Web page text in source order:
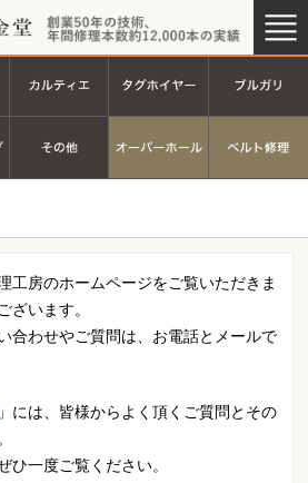
時計修理工房 白金堂（時計修理
創業44
工房のホームページをご覧いただきま
ざいます。
合わせやご質問は、お電話とメールで
」には、皆様からよく頂くご質問とその
ひ一度ご覧ください。